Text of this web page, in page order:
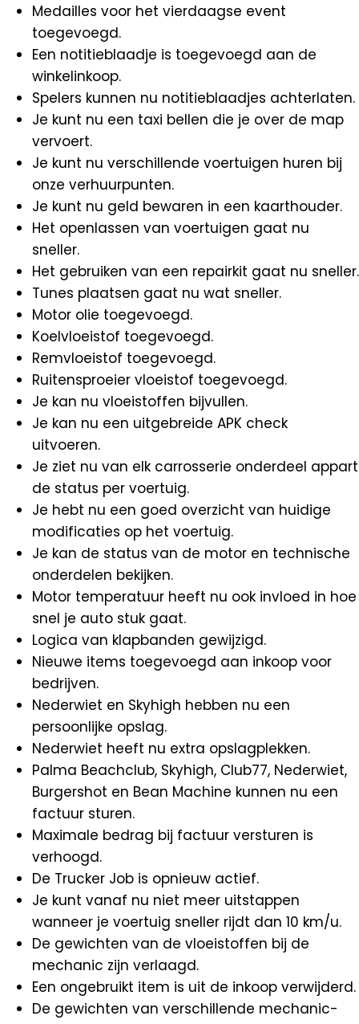
Medailles voor het vierdaagse event
toegevoegd.
Een notitieblaadje is toegevoegd aan de
winkelinkoop.
Spelers kunnen nu notitieblaadjes achterlaten.
Je kunt nu een taxi bellen die je over de map
vervoert.
Je kunt nu verschillende voertuigen huren bij
onze verhuurpunten.
Je kunt nu geld bewaren in een kaarthouder.
Het openlassen van voertuigen gaat nu
sneller.
Het gebruiken van een repairkit gaat nu sneller.
Tunes plaatsen gaat nu wat sneller.
Motor olie toegevoegd.
Koelvloeistof toegevoegd.
Remvloeistof toegevoegd.
Ruitensproeier vloeistof toegevoegd.
Je kan nu vloeistoffen bijvullen.
Je kan nu een uitgebreide APK check
uitvoeren.
Je ziet nu van elk carrosserie onderdeel appart
de status per voertuig.
Je hebt nu een goed overzicht van huidige
modificaties op het voertuig.
Je kan de status van de motor en technische
onderdelen bekijken.
Motor temperatuur heeft nu ook invloed in hoe
snel je auto stuk gaat.
Logica van klapbanden gewijzigd.
Nieuwe items toegevoegd aan inkoop voor
bedrijven.
Nederwiet en Skyhigh hebben nu een
persoonlijke opslag.
Nederwiet heeft nu extra opslagplekken.
Palma Beachclub, Skyhigh, Club77, Nederwiet,
Burgershot en Bean Machine kunnen nu een
factuur sturen.
Maximale bedrag bij factuur versturen is
verhoogd.
De Trucker Job is opnieuw actief.
Je kunt vanaf nu niet meer uitstappen
wanneer je voertuig sneller rijdt dan 10 km/u.
De gewichten van de vloeistoffen bij de
mechanic zijn verlaagd.
Een ongebruikt item is uit de inkoop verwijderd.
De gewichten van verschillende mechanic-